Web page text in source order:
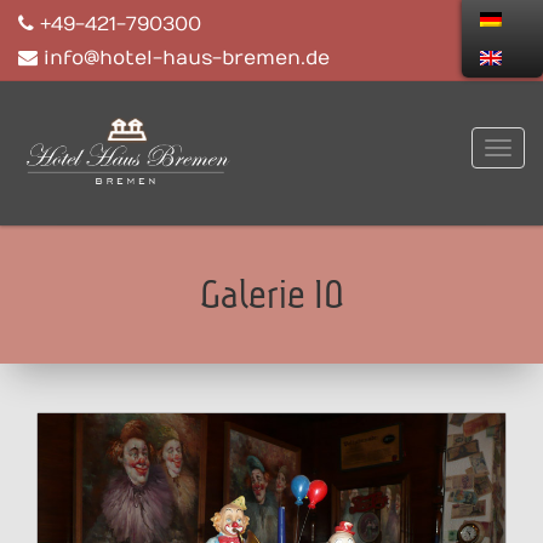
+49-421-790300
info@hotel-haus-bremen.de
Galerie 10